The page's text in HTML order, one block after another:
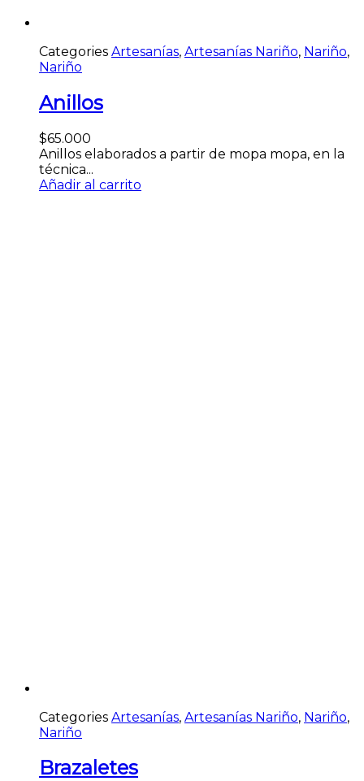
Categories Artesanías, Artesanías Nariño, Nariño,
Nariño
Anillos
$65.000
Anillos elaborados a partir de mopa mopa, en la
técnica...
Añadir al carrito
Categories Artesanías, Artesanías Nariño, Nariño,
Nariño
Brazaletes